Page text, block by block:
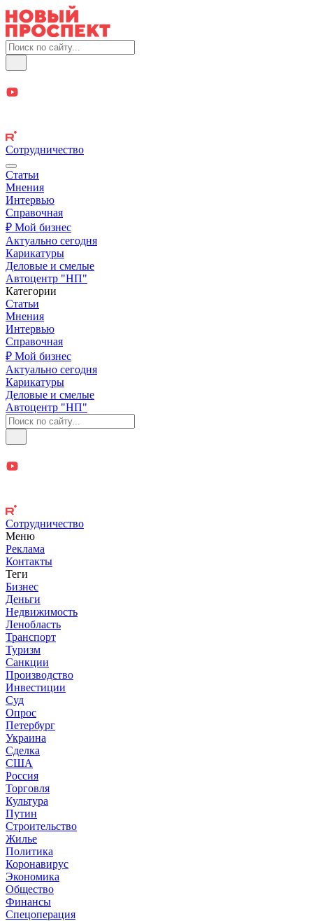
Сотрудничество
Статьи
Мнения
Интервью
Справочная
₽ Мой бизнес
Актуально сегодня
Карикатуры
Деловые и смелые
Автоцентр "НП"
Категории
Статьи
Мнения
Интервью
Справочная
₽ Мой бизнес
Актуально сегодня
Карикатуры
Деловые и смелые
Автоцентр "НП"
Сотрудничество
Меню
Реклама
Контакты
Теги
Бизнес
Деньги
Недвижимость
Ленобласть
Транспорт
Туризм
Санкции
Производство
Инвестиции
Суд
Опрос
Петербург
Украина
Сделка
США
Россия
Торговля
Культура
Путин
Строительство
Жилье
Политика
Коронавирус
Экономика
Общество
Финансы
Спецоперация